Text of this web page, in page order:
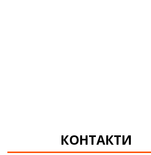
КОНТАКТИ